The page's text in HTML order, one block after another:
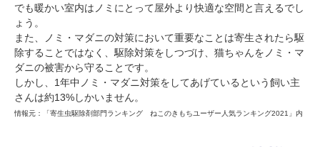
でも暖かい室内はノミにとって屋外より快適な空間と言えるでし
ょう。
また、ノミ・マダニの対策において重要なことは寄生されたら駆
除することではなく、駆除対策をしつづけ、猫ちゃんをノミ・マ
ダニの被害から守ることです。
しかし、1年中ノミ・マダニ対策をしてあげているという飼い主
さんは約13%しかいません。
情報元：「寄生虫駆除剤部門ランキング ねこのきもちユーザー人気ランキング2021」内
pecodogs
いぬ部をフォロー
pecocats